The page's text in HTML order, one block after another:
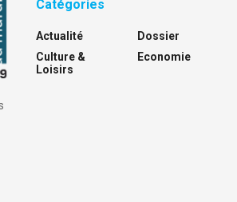
Catégories
Actualité
Culture &
Loisirs
Dossier
Economie